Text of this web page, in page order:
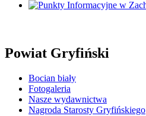
Powiat Gryfiński
Bocian biały
Fotogaleria
Nasze wydawnictwa
Nagroda Starosty Gryfińskiego